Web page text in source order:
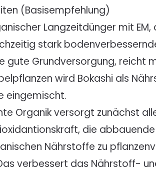
(Basisempfehlung)
Langzeitdünger mit
stark
gute Grundversorgung, reicht
wird Bokashi als
eingemischt.
Organik versorgt zunächst
die
Nährstoffe zu
verbessert das Nährstoff-